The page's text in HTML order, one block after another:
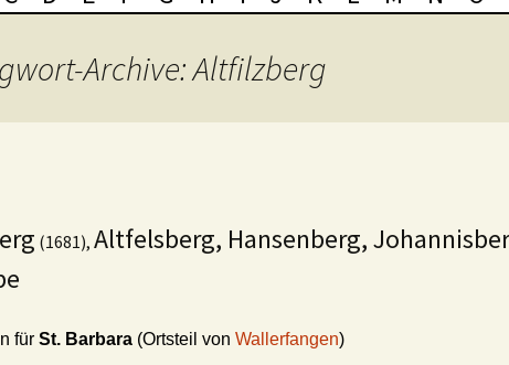
Archive: Altfilzberg
(1681), Altfelsberg, Hansenberg,
für St. Barbara (Ortsteil von Wallerfangen)